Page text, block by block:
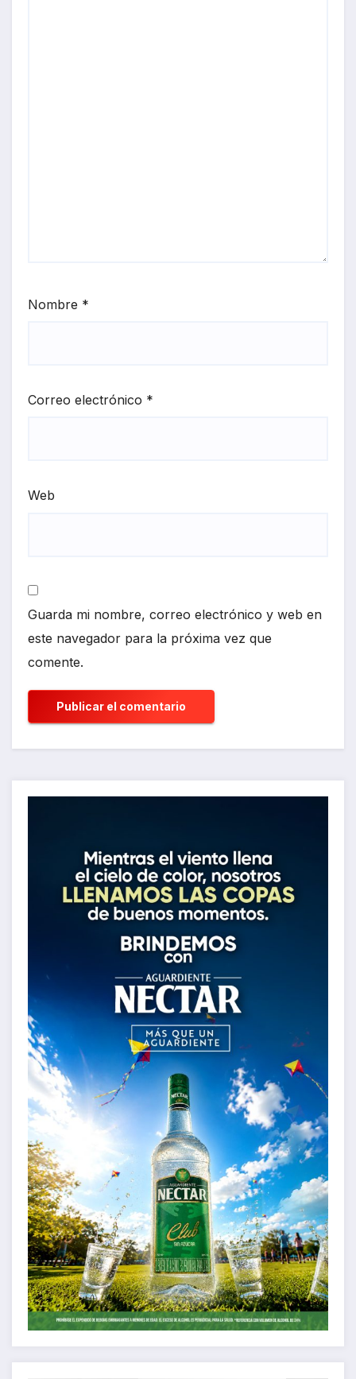
Nombre *
Correo electrónico *
Web
Guarda mi nombre, correo electrónico y web en
este navegador para la próxima vez que
comente.